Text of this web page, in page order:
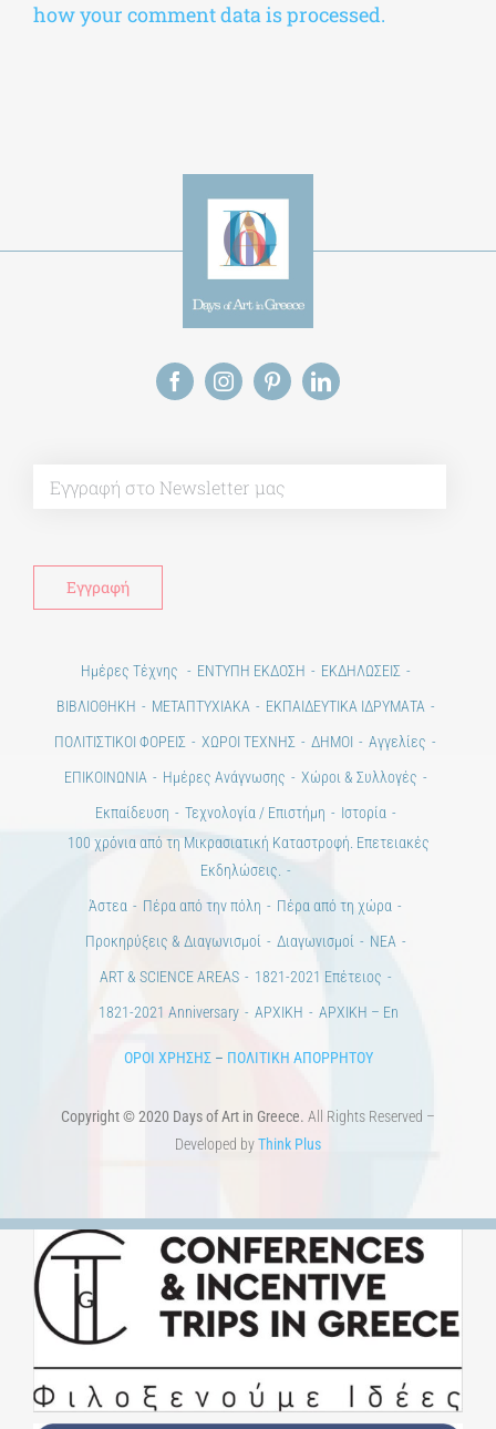
how your comment data is processed.
Ημέρες Τέχνης ΕΝΤΥΠΗ ΕΚΔΟΣΗ
ΕΚΔΗΛΩΣΕΙΣ
ΒΙΒΛΙΟΘΗΚΗ
ΜΕΤΑΠΤΥΧΙΑΚΑ
ΕΚΠΑΙΔΕΥΤΙΚΑ ΙΔΡΥΜΑΤΑ
ΠΟΛΙΤΙΣΤΙΚΟΙ ΦΟΡΕΙΣ
ΧΩΡΟΙ ΤΕΧΝΗΣ ΔΗΜΟΙ
Αγγελίες
ΕΠΙΚΟΙΝΩΝΙΑ
Ημέρες Ανάγνωσης
Χώροι & Συλλογές
Εκπαίδευση
Τεχνολογία / Επιστήμη
Ιστορία
100 χρόνια από τη Μικρασιατική Καταστροφή. Επετειακές
Εκδηλώσεις.
Άστεα
Πέρα από την πόλη
Πέρα από τη χώρα
Προκηρύξεις & Διαγωνισμοί
Διαγωνισμοί
ΝΕΑ
ART & SCIENCE AREAS
1821-2021 Επέτειος
1821-2021 Anniversary
ΑΡΧΙΚΗ ΑΡΧΙΚΗ – En
ΟΡΟΙ ΧΡΗΣΗΣ– ΠΟΛΙΤΙΚΗ ΑΠΟΡΡΗΤΟΥ
Copyright © 2020 Days of Art in Greece. All Rights Reserved –
Developed byThink Plus